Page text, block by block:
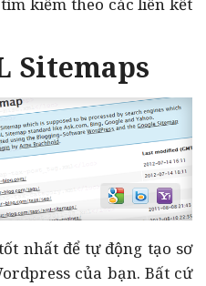
Sitemaps
nhất để tự động tạo sơ
của bạn. Bất cứ